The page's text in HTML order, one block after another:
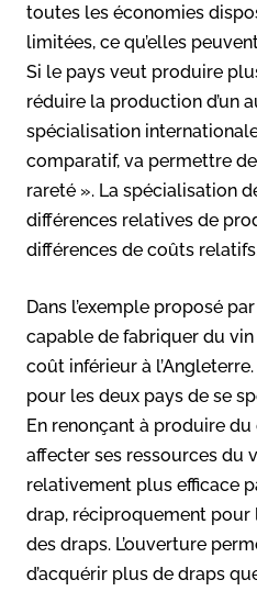
toutes les économies
limitées, ce qu’elles
Si le pays veut produire
réduire la production d’un
spécialisation
comparatif, va permettre
rareté ». La spécialisation
différences relatives de
différences de coûts
Dans l’exemple proposé
capable de fabriquer du
coût inférieur à
pour les deux pays de se
En renonçant à produire
affecter ses ressources du
relativement plus efficace
drap, réciproquement pour
des draps. L’ouverture
d’acquérir plus de draps